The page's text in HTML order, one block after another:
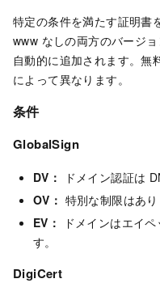
特定の条件を満たす証明書
www なしの両方のバージ
自動的に追加されます。無
によって異なります。
条件
GlobalSign
DV：
ドメイン認証は
OV： 特別な制限はあり
EV：
ドメインはエイ
す。
DigiCert